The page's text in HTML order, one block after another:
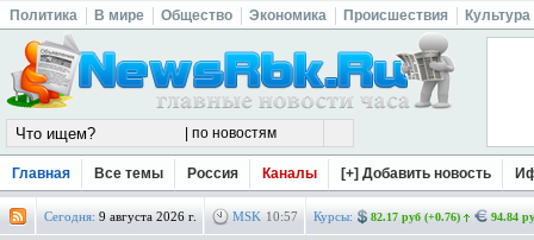
Политика В мире Общество Экономика Происшествия Культура
Главная Все темы Россия Каналы [+] Добавить новость
Сегодня: 9 августа 2026 г. MSK 10:57 Курсы: 82.17 руб (+0.76) 94.84